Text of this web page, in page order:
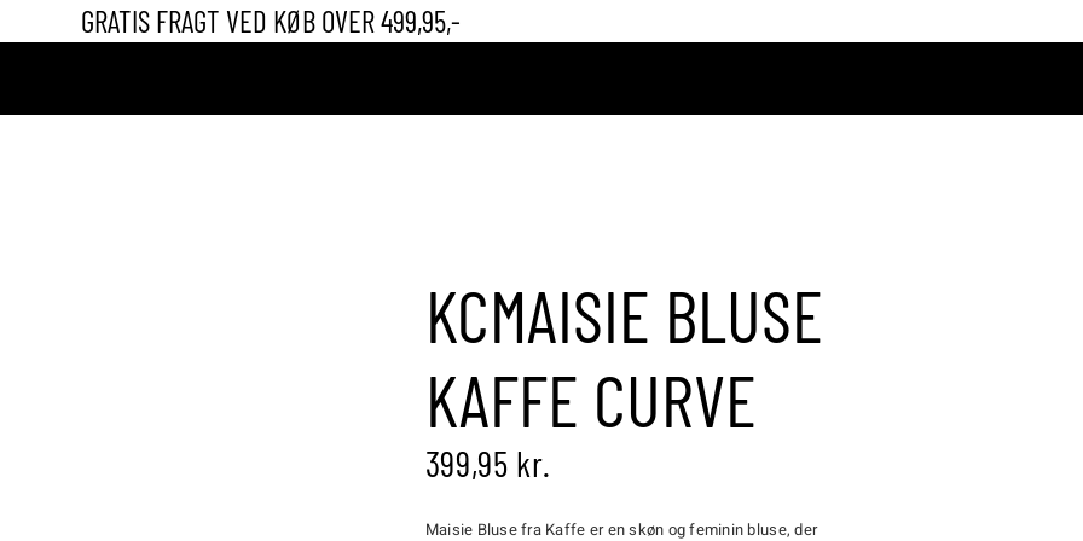
GRATIS FRAGT VED KØB OVER 499,95,-
KCMAISIE BLUSE
KAFFE CURVE
399,95 kr.
Maisie Bluse fra Kaffe er en skøn og feminin bluse, der